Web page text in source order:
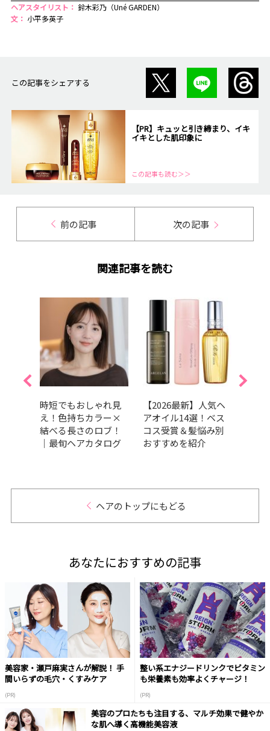
ヘアスタイリスト： 鈴木彩乃（Uné GARDEN）
文： 小平多英子
この記事をシェアする
【PR】キュッと引き締まり、イキ
イキとした肌印象に
この記事も読む＞＞
前の記事 次の記事
関連記事を読む
時短でもおしゃれ見
え！色持ちカラー×
結べる長さのロブ！
｜最旬ヘアカタログ
【2026最新】人気ヘ
アオイル14選！ベス
コス受賞＆髪悩み別
おすすめを紹介
ヘアのトップにもどる
あなたにおすすめの記事
美容家・瀬戸麻実さんが解説！ 手
間いらずの毛穴・くすみケア
(PR)
整い系エナジードリンクでビタミン
も栄養素も効率よくチャージ！
(PR)
美容のプロたちも注目する、マルチ効果で健やか
な肌へ導く高機能美容液